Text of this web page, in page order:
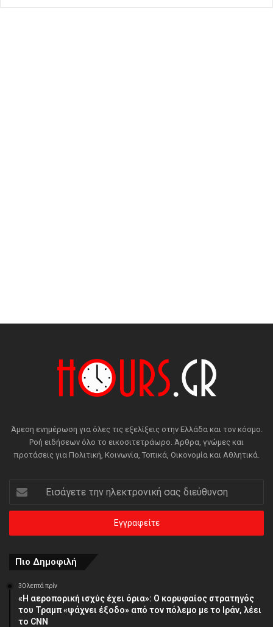
Άμεση ενημέρωση για όλες τις εξελίξεις στην Ελλάδα και τον κόσμο.
Ροή ειδήσεων όλο το εικοσιτετράωρο. Άρθρα, γνώμες και
προτάσεις για Πολιτική, Κοινωνία, Τοπικά, Οικονομία και Αθλητικά.
την
ηλεκτρονική
διεύθυνση
Πιο Δημοφιλή
30 λεπτά πρίν
«Η αεροπορική ισχύς έχει όρια»: Ο κορυφαίος στρατηγός
του Τραμπ «ψάχνει έξοδο» από τον πόλεμο με το Ιράν, λέει
το CNN